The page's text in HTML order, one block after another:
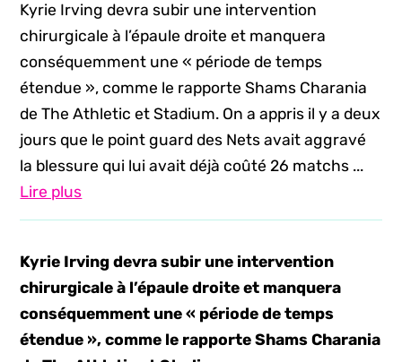
Kyrie Irving devra subir une intervention
chirurgicale à l’épaule droite et manquera
conséquemment une « période de temps
étendue », comme le rapporte Shams Charania
de The Athletic et Stadium. On a appris il y a deux
jours que le point guard des Nets avait aggravé
la blessure qui lui avait déjà coûté 26 matchs ...
Lire plus
Kyrie Irving devra subir une intervention
chirurgicale à l’épaule droite et manquera
conséquemment une « période de temps
étendue », comme le rapporte Shams Charania